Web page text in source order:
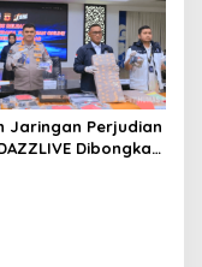
Jaringan Perjudian
Dibongkar,